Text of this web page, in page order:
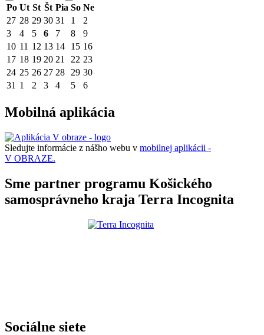
Po Ut St Št Pia So Ne
27 28 29 30 31 1
2
3
4 5 6 7 8
9
10 11 12 13 14 15 16
17 18 19 20 21 22 23
24 25 26 27 28 29 30
31 1 2 3 4 5 6
Mobilná aplikácia
Sledujte informácie z nášho webu v mobilnej aplikácii -
V OBRAZE.
Sme partner programu Košického
samosprávneho kraja Terra Incognita
Sociálne siete